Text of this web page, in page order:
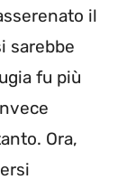
il
sarebbe
fu più
Ora,